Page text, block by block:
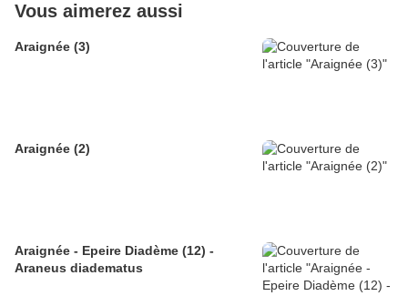
Vous aimerez aussi
Araignée (3)
Araignée (2)
Araignée - Epeire Diadème (12) -
Araneus diadematus